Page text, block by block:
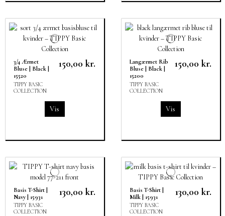
3/4 Ærmet
Bluse | Black |
15520
TIPPY BASIC
COLLECTION
150,00 kr.
Vis
Langærmet Rib
Bluse | Black |
15200
TIPPY BASIC
COLLECTION
150,00 kr.
Vis
Basis T-Shirt |
Navy | 15931
TIPPY BASIC
COLLECTION
130,00 kr.
Basis T-Shirt |
Milk | 15931
TIPPY BASIC
COLLECTION
130,00 kr.